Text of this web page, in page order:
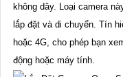
không dây. Loại camera
lắp đặt và di chuyển. Tín
hoặc 4G, cho phép bạn
động hoặc máy tính.